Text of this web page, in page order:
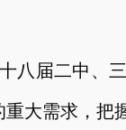
八届二中、
大需求，把